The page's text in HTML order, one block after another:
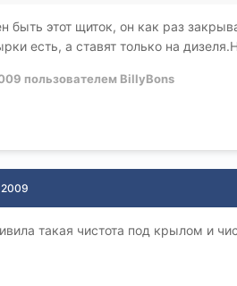
этот щиток, он как раз
есть, а ставят только на
пользователем BillyBons
2009
такая чистота под крылом и